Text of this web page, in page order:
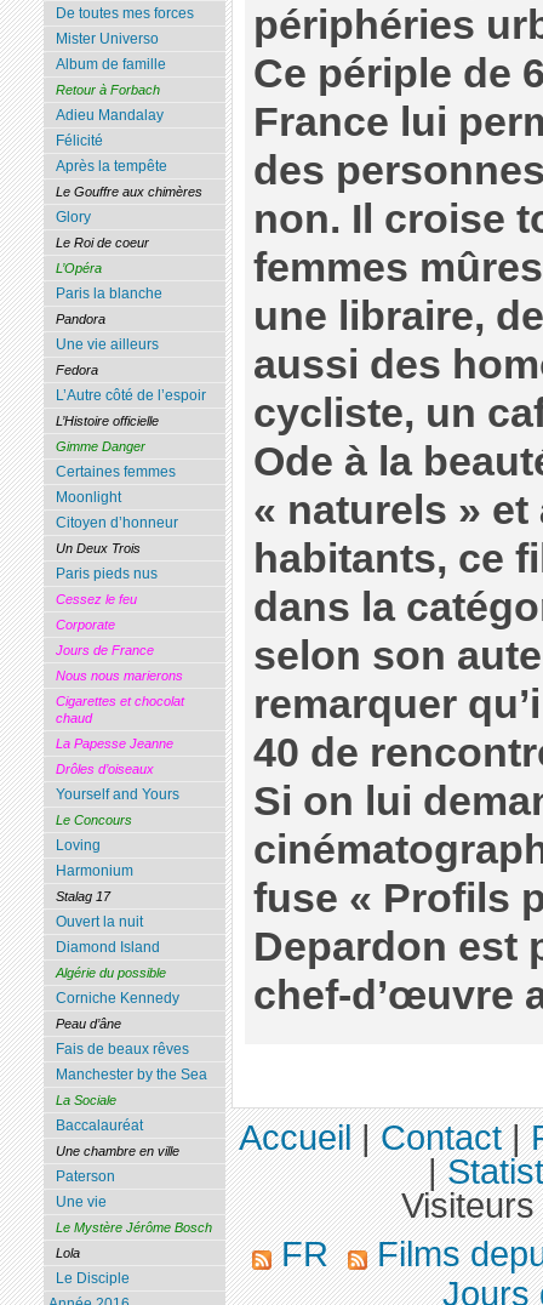
périphéries
Ce périple de
France lui
des
non. Il croise
femmes
une libraire,
aussi des
cycliste, un
Ode à la
« naturels » et
habitants, ce
dans la
selon son
remarquer
40 de
Si on lui
fuse « Profils
Depardon est
chef-d’œuvre
De toutes mes forces
Mister Universo
Album de famille
Retour à Forbach
Adieu Mandalay
Félicité
Après la tempête
Le Gouffre aux chimères
Glory
Le Roi de coeur
L’Opéra
Paris la blanche
Pandora
Une vie ailleurs
Fedora
L’Autre côté de l’espoir
L’Histoire officielle
Gimme Danger
Certaines femmes
Moonlight
Citoyen d’honneur
Un Deux Trois
Paris pieds nus
Cessez le feu
Corporate
Jours de France
Nous nous marierons
Cigarettes et chocolat
chaud
La Papesse Jeanne
Drôles d’oiseaux
Yourself and Yours
Le Concours
Loving
Harmonium
Stalag 17
Ouvert la nuit
Diamond Island
Algérie du possible
Corniche Kennedy
Peau d’âne
Fais de beaux rêves
Manchester by the Sea
La Sociale
Baccalauréat
Une chambre en ville
Paterson
Une vie
Le Mystère Jérôme Bosch
Lola
Le Disciple
Accueil|Contact|
|
FR
Films
Jours